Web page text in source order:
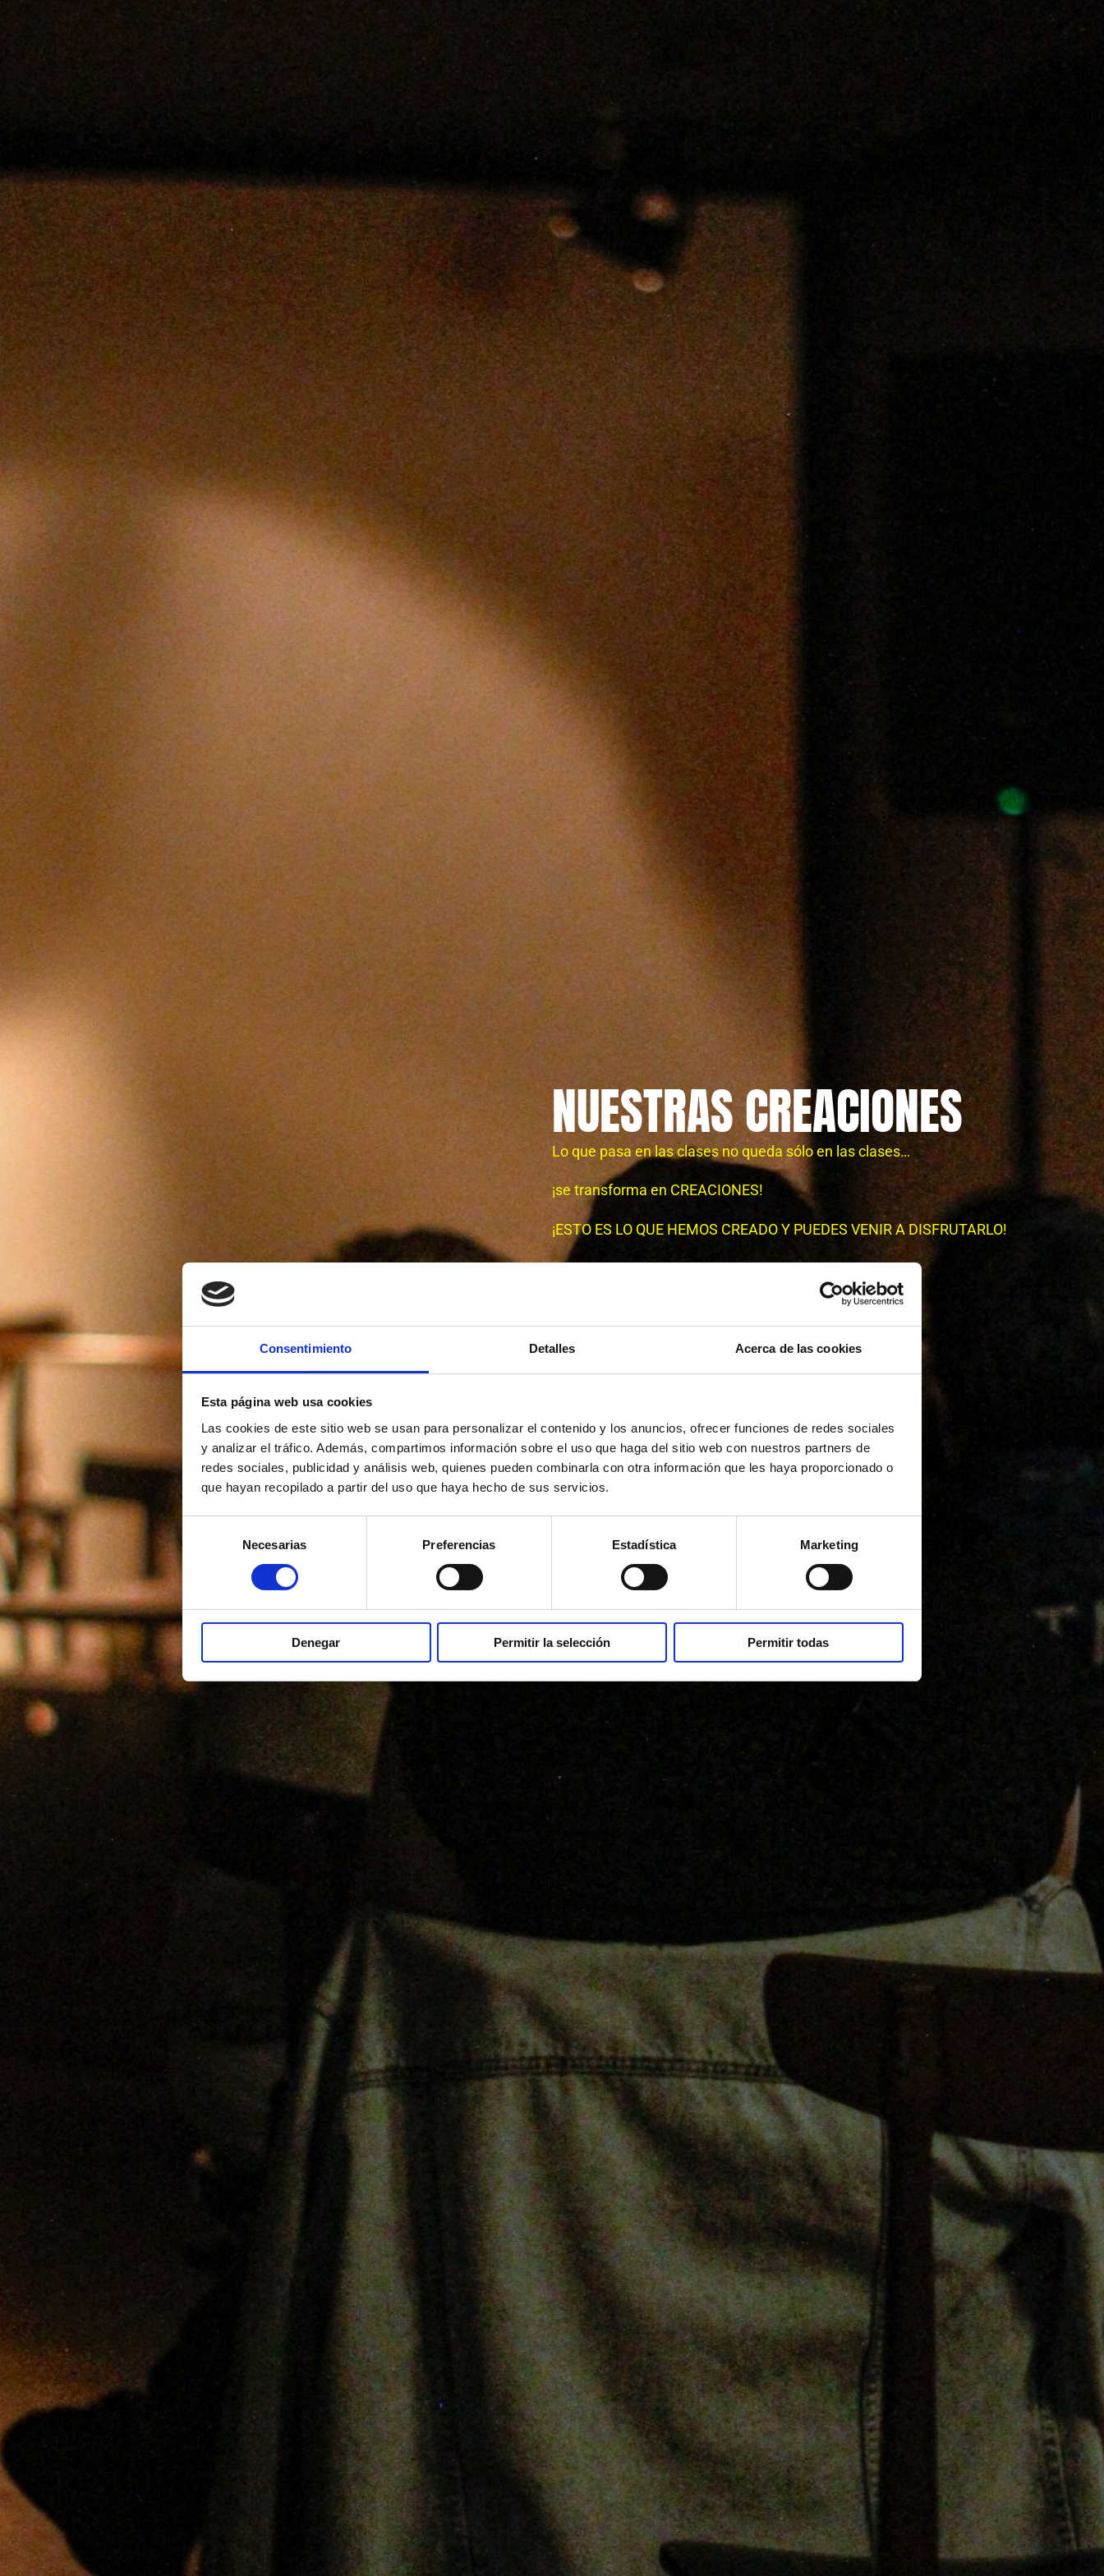
Consentimiento Detalles Acerca de las cookies
Esta página web usa cookies
Las cookies de este sitio web se usan para personalizar el contenido y los anuncios, ofrecer funciones de redes sociales
y analizar el tráfico. Además, compartimos información sobre el uso que haga del sitio web con nuestros partners de
redes sociales, publicidad y análisis web, quienes pueden combinarla con otra información que les haya proporcionado o
que hayan recopilado a partir del uso que haya hecho de sus servicios.
consentimiento
Necesarias Preferencias Estadística Marketing
Denegar Permitir la selección Permitir todas
NUESTRAS CREACIONES
Lo que pasa en las clases no queda sólo en las clases…
¡se transforma en CREACIONES!
¡ESTO ES LO QUE HEMOS CREADO Y PUEDES VENIR A DISFRUTARLO!